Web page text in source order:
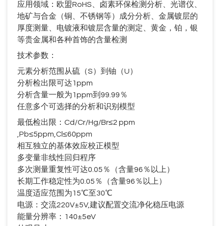
应用领域：欧盟RoHS 、卤素环保检测分析、光谱仪、
地矿与合金（铜、不锈钢等）成分分析、金属镀层的
厚度测量、电镀液和镀层含量的测定、黄金，铂，银
等贵金属和各种首饰的含量检测
技术参数：
元素分析范围从硫（S）到铀（U）
分析检出限可达1ppm
分析含量一般为1ppm到 99.99 ％
任意多个可选择的分析和识别模型
最低检出限： Cd/Cr/Hg/Br≤2 ppm
,Pb≤5ppm,Cl≤60ppm
相互独立的基体效应校正模型
多变量非线性回归程序
多次测量重复性可达0.05 ％（含量96 ％以上）
长期工作稳定性为0.05 ％（含量96 ％以上）
温度适应范围为15℃至30℃
电源：交流220V±5V,建议配置交流净化稳压电源
能量分辨率： 140±5eV